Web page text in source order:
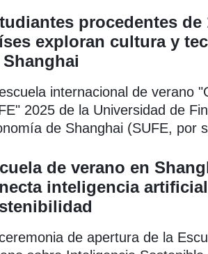
procedentes de 12
se encuentran China,
y Sudáfrica.
procedentes de
exploran cultura y
Shanghai
internacional de verano
2025 de la Universidad de
de Shanghai (SUFE, por
de verano en
inteligencia
de apertura de la